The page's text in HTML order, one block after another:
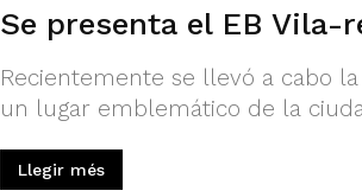
Se presenta el EB Vila-
Recientemente se llevó a cabo
un lugar emblemático de la
Llegir més